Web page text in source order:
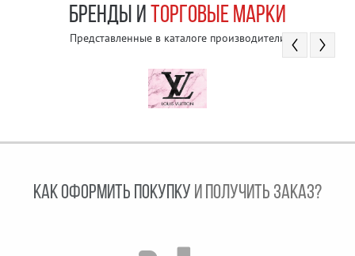
БРЕНДЫ И ТОРГОВЫЕ МАРКИ
Представленные в каталоге производители
КАК ОФОРМИТЬ ПОКУПКУ И ПОЛУЧИТЬ ЗАКАЗ?